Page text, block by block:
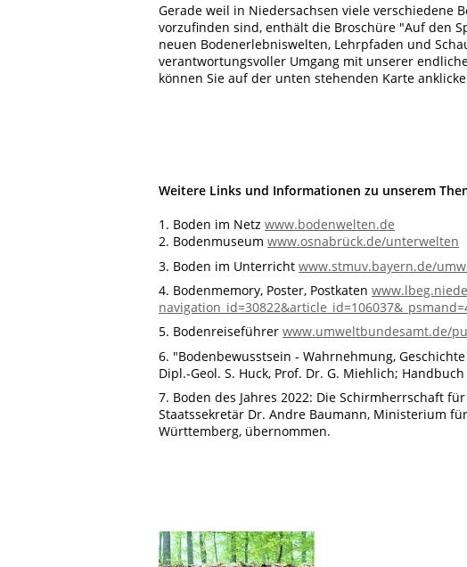
Gerade weil in Niedersachsen viele verschiedene
vorzufinden sind, enthält die Broschüre "Auf den
neuen Bodenerlebniswelten, Lehrpfaden und
verantwortungsvoller Umgang mit unserer
können Sie auf der unten stehenden Karte
Weitere Links und Informationen zu unserem
1. Boden im Netz www.bodenwelten.de
2. Bodenmuseum www.osnabrück.de/unterwelten
3. Boden im Unterricht www.stmuv.bayern.de/
4. Bodenmemory, Poster, Postkaten
5. Bodenreiseführer www.umweltbundesamt.de/
6. "Bodenbewusstsein - Wahrnehmung,
Dipl.-Geol. S. Huck, Prof. Dr. G. Miehlich;
7. Boden des Jahres 2022: Die Schirmherrschaft für
Staatssekretär Dr. Andre Baumann, Ministerium
Württemberg, übernommen.